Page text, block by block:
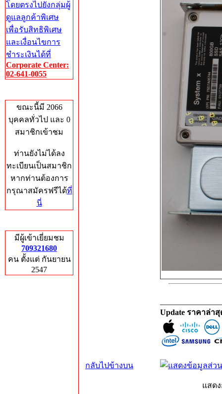
โดยตรงไปยังกลุ่มผู้
ดูแลลูกค้าพิเศษ
เพื่อรับสิทธิพิเศษ
และเงื่อนไขการ
ชำระเงินได้ที่
Corporate Center:
02-641-0055
ขณะนี้มี 2066
บุคคลทั่วไป และ 0
สมาชิกเข้าชม
ท่านยังไม่ได้ลง
ทะเบียนเป็นสมาชิก
หากท่านต้องการ
กรุณาสมัครฟรีได้ที่
นี่
มีผู้เข้าเยี่ยมชม
709321680
คน ตั้งแต่ กันยายน
2547
Update ราคาล่า
กลับไปข้างบน
แสด